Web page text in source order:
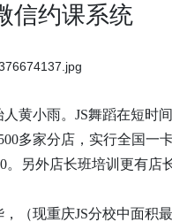
信约课系统
黄小雨。JS舞蹈在短时
多家分店，实行全国一
。另外店长班培训更有店
（现重庆JS分校中面积